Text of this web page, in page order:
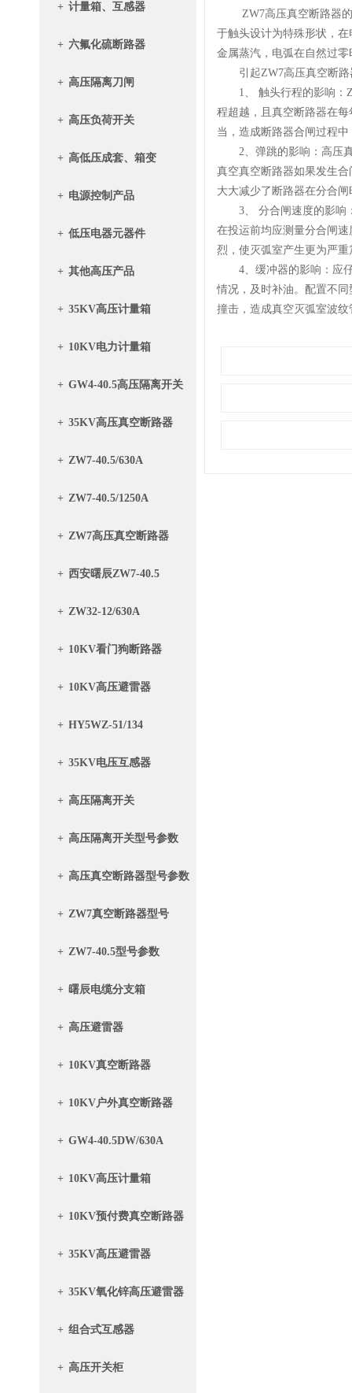
+ 计量箱、互感器
+ 六氟化硫断路器
+ 高压隔离刀闸
+ 高压负荷开关
+ 高低压成套、箱变
+ 电源控制产品
+ 低压电器元器件
+ 其他高压产品
+ 35KV高压计量箱
+ 10KV电力计量箱
+ GW4-40.5高压隔离开关
+ 35KV高压真空断路器
+ ZW7-40.5/630A
+ ZW7-40.5/1250A
+ ZW7高压真空断路器
+ 西安曙辰ZW7-40.5
+ ZW32-12/630A
+ 10KV看门狗断路器
+ 10KV高压避雷器
+ HY5WZ-51/134
+ 35KV电压互感器
+ 高压隔离开关
+ 高压隔离开关型号参数
+ 高压真空断路器型号参数
+ ZW7真空断路器型号
+ ZW7-40.5型号参数
+ 曙辰电缆分支箱
+ 高压避雷器
+ 10KV真空断路器
+ 10KV户外真空断路器
+ GW4-40.5DW/630A
+ 10KV高压计量箱
+ 10KV预付费真空断路器
带计量箱
+ 35KV高压避雷器
+ 35KV氧化锌高压避雷器
+ 组合式互感器
+ 高压开关柜
ZW7高压真空断路器的
于触头设计为特殊形状，
金属蒸汽，电弧在自然过
引起ZW7高压真空断路
1、 触头行程的影响：
程超越，且真空断路器在
当，造成断路器合闸过程
2、弹跳的影响：高压真
真空真空断路器如果发生
大大减少了断路器在分合
3、 分合闸速度的影响：
在投运前均应测量分合闸
烈，使灭弧室产生更为严重
4、缓冲器的影响：应仔
情况，及时补油。配置不
撞击，造成真空灭弧室波